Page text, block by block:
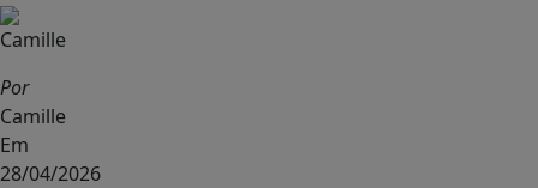
Por
Camille
Em
28/04/2026